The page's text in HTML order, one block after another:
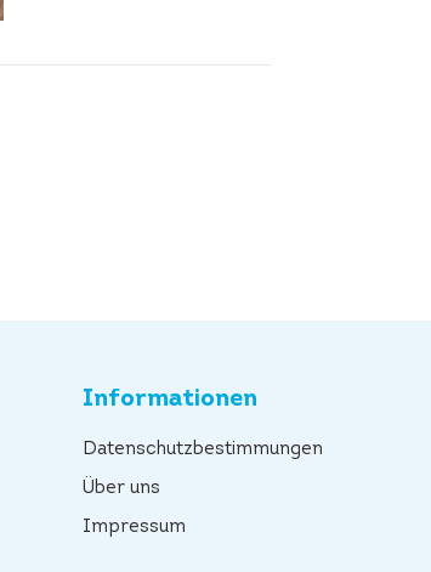
Informationen
Datenschutzbestimmungen
Über uns
Impressum